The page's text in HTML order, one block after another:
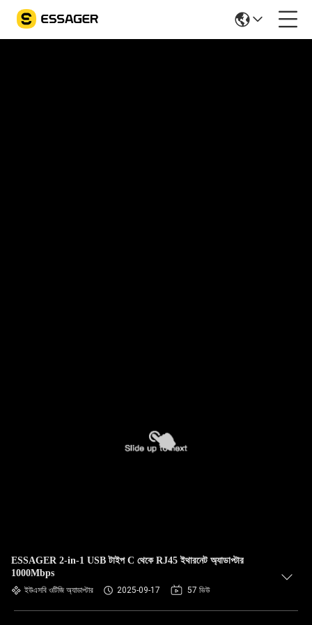
ESSAGER 2-in-1 USB টাইপ C থেকে RJ45 ইথারনেট অ্যাডাপ্টার
1000Mbps
ইউএসবি ওটিজি অ্যাডাপ্টার 2025-09-17 57 ভিউ